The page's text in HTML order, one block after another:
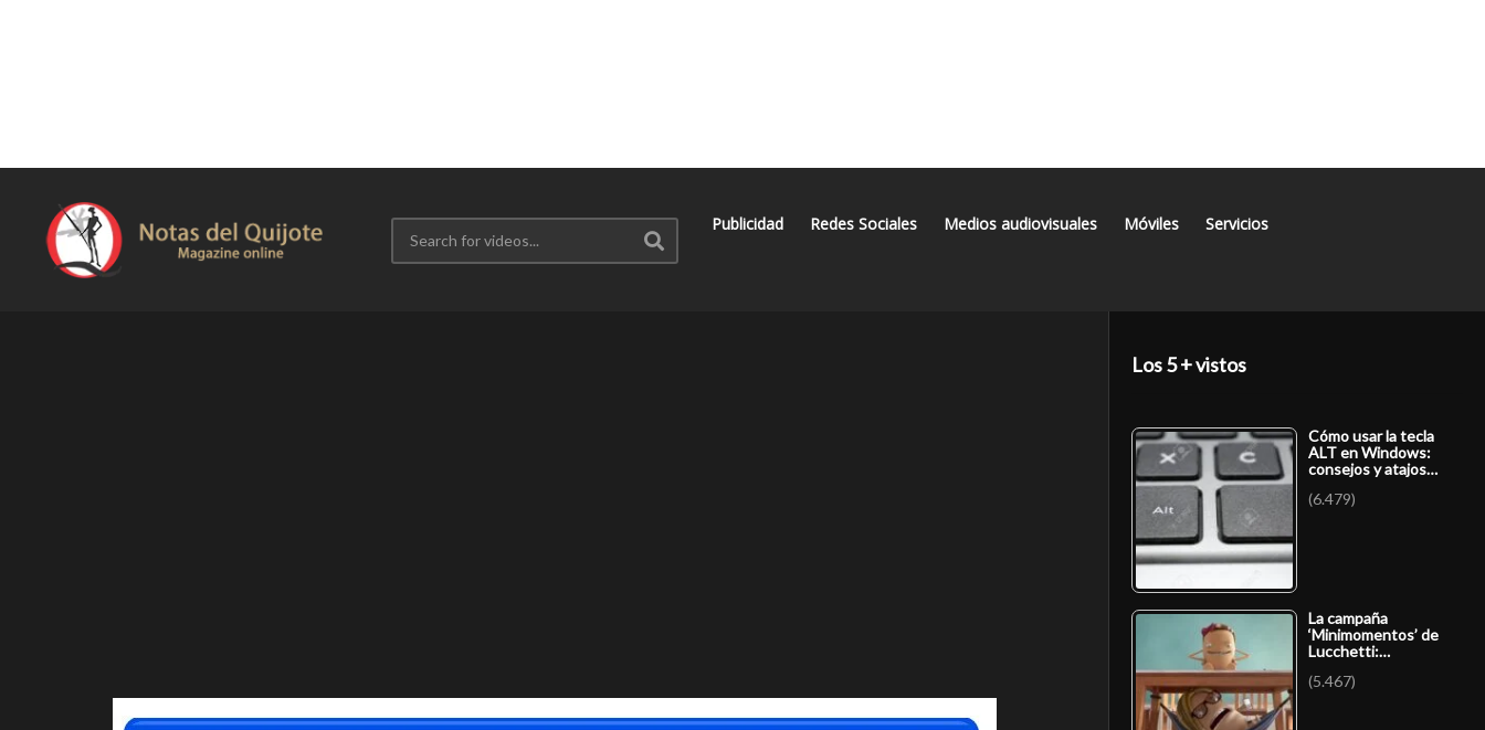
Publicidad Redes Sociales Medios audiovisuales Móviles Servicios
Los 5 + vistos
Cómo usar la tecla
ALT en Windows:
consejos y atajos…
(6.479)
La campaña
‘Minimomentos’ de
Lucchetti:…
(5.467)